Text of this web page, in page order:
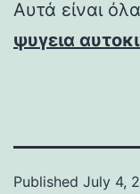
Αυτά είναι
ψυγεια
Published July 4,